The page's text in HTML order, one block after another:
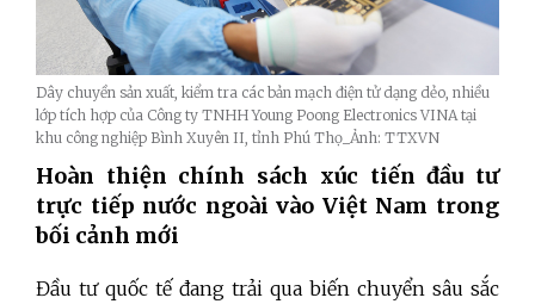
Dây chuyền sản xuất, kiểm tra các bản mạch điện tử dạng dẻo, nhiều
lớp tích hợp của Công ty TNHH Young Poong Electronics VINA tại
khu công nghiệp Bình Xuyên II, tỉnh Phú Thọ_Ảnh: TTXVN
Hoàn thiện chính sách xúc tiến đầu tư
trực tiếp nước ngoài vào Việt Nam trong
bối cảnh mới
Đầu tư quốc tế đang trải qua biến chuyển sâu sắc